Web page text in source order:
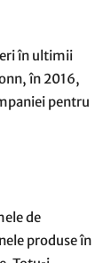
în ultimii
în 2016,
pentru
de
produse în